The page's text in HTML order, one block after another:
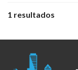
1 resultados